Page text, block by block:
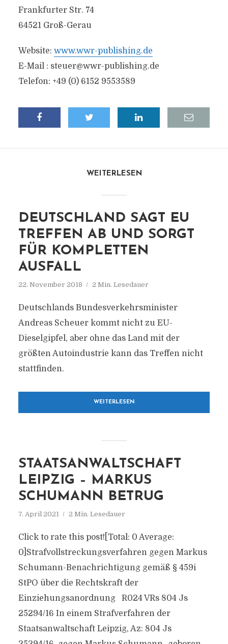
Frankfurter Str. 74
64521 Groß-Gerau
Website: www.wwr-publishing.de
E-Mail : steuer@wwr-publishing.de
Telefon: +49 (0) 6152 9553589
WEITERLESEN
DEUTSCHLAND SAGT EU
TREFFEN AB UND SORGT
FÜR KOMPLETTEN
AUSFALL
22. November 2018 2 Min. Lesedauer
Deutschlands Bundesverkehrsminister
Andreas Scheuer kommt nicht zu EU-
Dieselgipfel, aber ohne das Land mit der
größten Autoindustrie kann das Treffen nicht
stattfinden.
WEITERLESEN
STAATSANWALTSCHAFT
LEIPZIG – MARKUS
SCHUMANN BETRUG
7. April 2021 2 Min. Lesedauer
Click to rate this post![Total: 0 Average:
0]Strafvollstreckungsverfahren gegen Markus
Schumann-Benachrichtigung gemäß § 459i
StPO über die Rechtskraft der
Einziehungsanordnung R024 VRs 804 Js
25294/16 In einem Strafverfahren der
Staatsanwaltschaft Leipzig, Az: 804 Js